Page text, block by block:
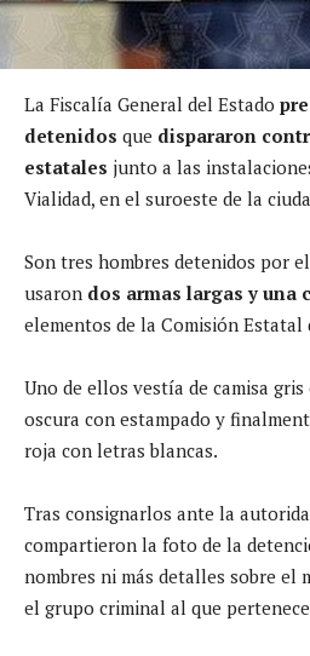
La Fiscalía General del Estado
detenidos que dispararon
estatales junto a las
Vialidad, en el suroeste de la
Son tres hombres detenidos por
usaron dos armas largas y una
elementos de la Comisión Estatal
Uno de ellos vestía de camisa
oscura con estampado y
roja con letras blancas.
Tras consignarlos ante la
compartieron la foto de la
nombres ni más detalles sobre el
el grupo criminal al que